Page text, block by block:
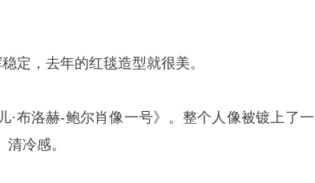
定，去年的红毯造型就很美。
·布洛赫-鲍尔肖像一号》。整个人像被镀上了一
冷感。